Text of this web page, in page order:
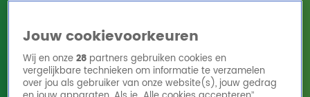
Jouw cookievoorkeuren
Wij en onze28 partners gebruiken cookies en
vergelijkbare technieken om informatie te verzamelen
over jou als gebruiker van onze website(s), jouw gedrag